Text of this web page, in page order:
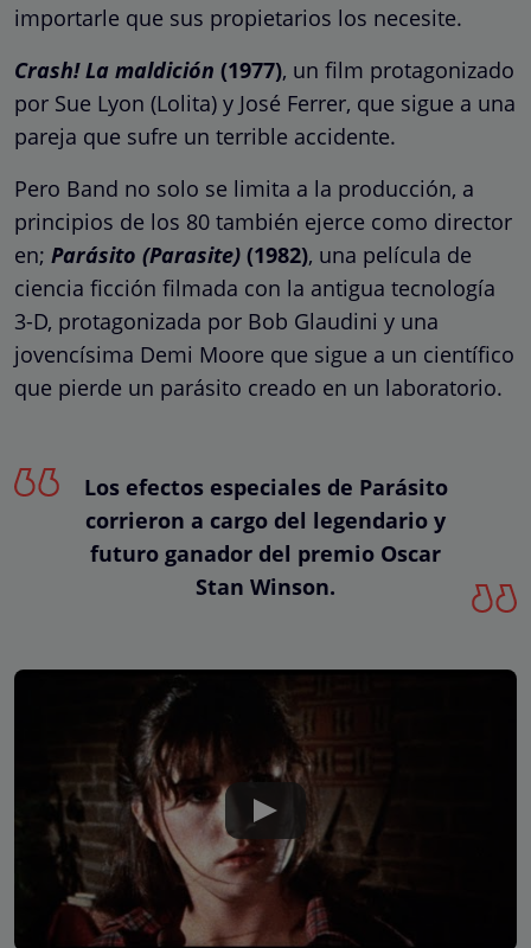
importarle que sus propietarios los necesite.
Crash! La maldición (1977), un film protagonizado
por Sue Lyon (Lolita) y José Ferrer, que sigue a una
pareja que sufre un terrible accidente.
Pero Band no solo se limita a la producción, a
principios de los 80 también ejerce como director
en; Parásito (Parasite) (1982), una película de
ciencia ficción filmada con la antigua tecnología
3-D, protagonizada por Bob Glaudini y una
jovencísima Demi Moore que sigue a un científico
que pierde un parásito creado en un laboratorio.
Los efectos especiales de Parásito
corrieron a cargo del legendario y
futuro ganador del premio Oscar
Stan Winson.